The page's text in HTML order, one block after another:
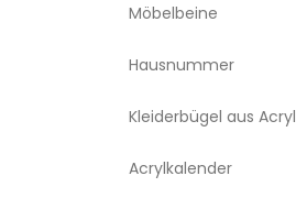
Möbelbeine
Hausnummer
Kleiderbügel aus Acryl
Acrylkalender